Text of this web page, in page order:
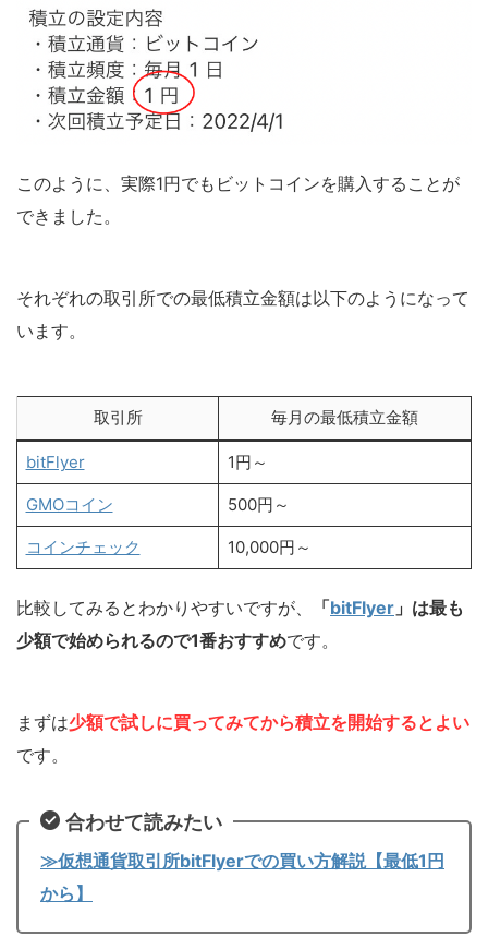
このように、実際1円でもビットコインを購入することが
できました。
それぞれの取引所での最低積立金額は以下のようになって
います。
取引所 毎月の最低積立金額
bitFlyer 1円～
GMOコイン 500円～
コインチェック 10,000円～
比較してみるとわかりやすいですが、 「bitFlyer 」は最も
少額で始められるので1番おすすめです。
まずは少額で試しに買ってみてから積立を開始するとよい
です。
合わせて読みたい
≫仮想通貨取引所bitFlyerでの買い方解説【最低1円
から】